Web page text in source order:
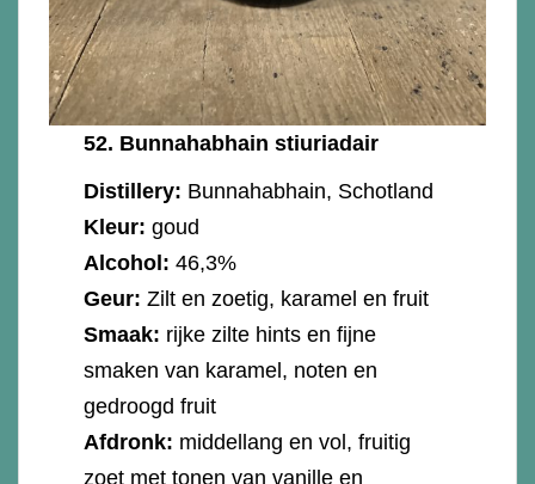
52. Bunnahabhain stiuriadair
Distillery: Bunnahabhain, Schotland
Kleur: goud
Alcohol:46,3%
Geur: Zilt en zoetig, karamel en fruit
Smaak: rijke zilte hints en fijne
smaken van karamel, noten en
gedroogd fruit
Afdronk: middellang en vol, fruitig
zoet met tonen van vanille en